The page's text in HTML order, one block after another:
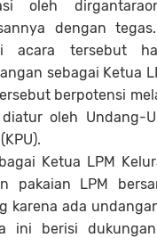
oleh
dengan
acara tersebut
sebagai Ketua
berpotensi
oleh Undang-
Ketua LPM
pakaian LPM
karena ada
ini berisi